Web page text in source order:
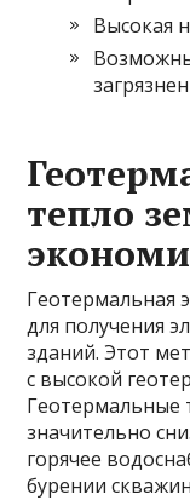
Высокая
тепло
Геотермальная
для получения
зданий. Этот
с высокой
Геотермальные
значительно
горячее
бурении